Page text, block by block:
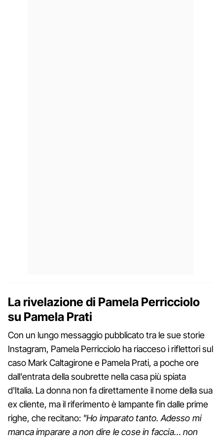
La rivelazione di Pamela Perricciolo
su Pamela Prati
Con un lungo messaggio pubblicato tra le sue storie
Instagram, Pamela Perricciolo ha riacceso i riflettori sul
caso Mark Caltagirone e Pamela Prati, a poche ore
dall'entrata della soubrette nella casa più spiata
d'Italia. La donna non fa direttamente il nome della sua
ex cliente, ma il riferimento è lampante fin dalle prime
righe, che recitano: "Ho imparato tanto. Adesso mi
manca imparare a non dire le cose in faccia… non